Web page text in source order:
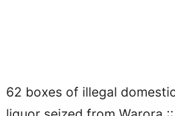
62 boxes of illegal